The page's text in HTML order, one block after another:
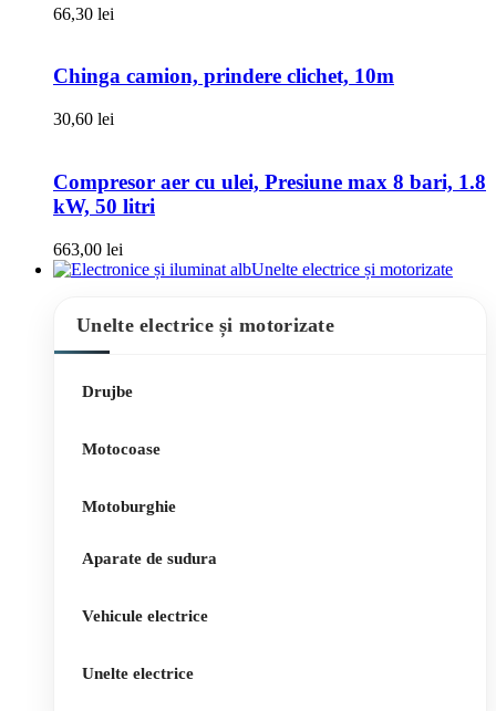
66,30 lei
Chinga camion, prindere clichet, 10m
30,60 lei
Compresor aer cu ulei, Presiune max 8 bari, 1.8
kW, 50 litri
663,00 lei
Unelte electrice și motorizate
Unelte electrice și motorizate
Drujbe
Motocoase
Motoburghie
Aparate de sudura
Vehicule electrice
Unelte electrice